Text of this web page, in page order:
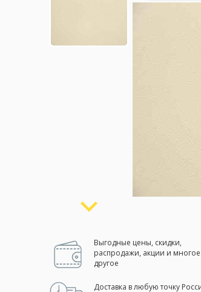
Личный кабинет
Заказать обратный
Выгодные цены, скидки,
распродажи, акции и многое
другое
Доставка в любую точку